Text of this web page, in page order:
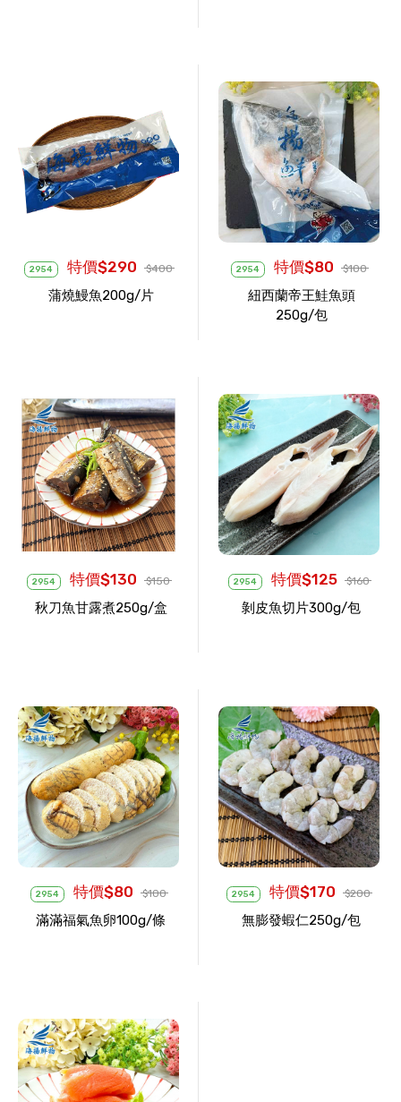
2954 特價$290 $400
蒲燒鰻魚200g/片
2954 特價$80 $100
紐西蘭帝王鮭魚頭
250g/包
2954 特價$130 $150
秋刀魚甘露煮250g/盒
2954 特價$125 $160
剝皮魚切片300g/包
2954 特價$80 $100
滿滿福氣魚卵100g/條
2954 特價$170 $200
無膨發蝦仁250g/包